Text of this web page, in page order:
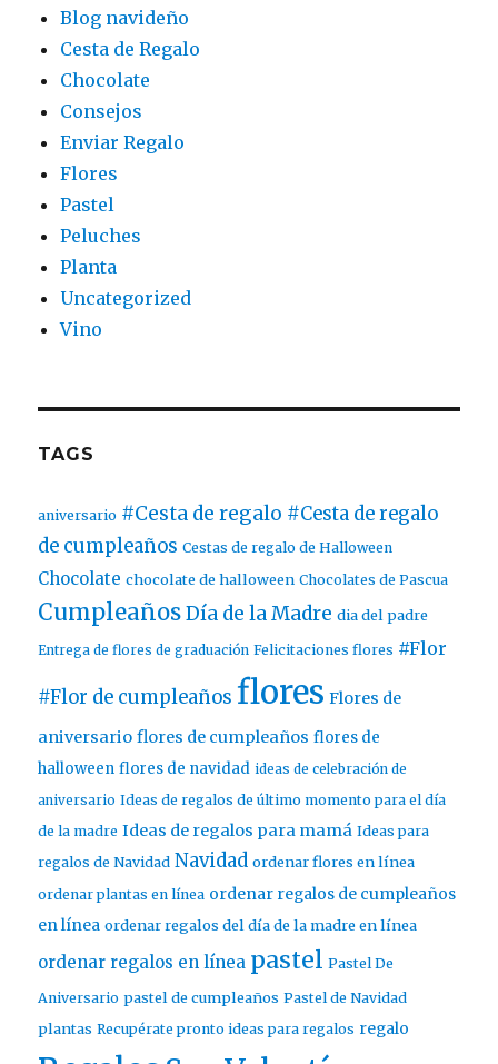
Blog navideño
Cesta de Regalo
Chocolate
Consejos
Enviar Regalo
Flores
Pastel
Peluches
Planta
Uncategorized
Vino
TAGS
aniversario #Cesta de regalo #Cesta de regalo
de cumpleaños Cestas de regalo de Halloween
Chocolate chocolate de halloween Chocolates de Pascua
Cumpleaños Día de la Madre dia del padre
Entrega de flores de graduación Felicitaciones flores #Flor
#Flor de cumpleaños flores Flores de
aniversario flores de cumpleaños flores de
halloween flores de navidad ideas de celebración de
aniversario Ideas de regalos de último momento para el día
de la madre Ideas de regalos para mamá Ideas para
regalos de Navidad Navidad ordenar flores en línea
ordenar plantas en línea ordenar regalos de cumpleaños
en línea ordenar regalos del día de la madre en línea
ordenar regalos en línea pastel Pastel De
Aniversario pastel de cumpleaños Pastel de Navidad
plantas Recupérate pronto ideas para regalos regalo